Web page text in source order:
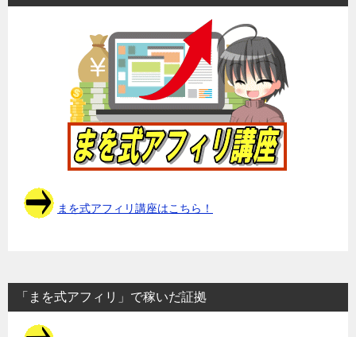
まを式アフィリ講座はこちら！
「まを式アフィリ」で稼いだ証拠